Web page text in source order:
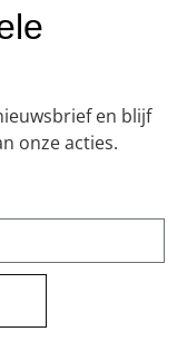
en blijf
onze acties.